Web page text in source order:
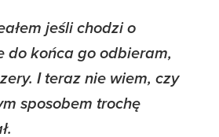
jeśli chodzi o
do końca go odbieram,
I teraz nie wiem, czy
sposobem trochę